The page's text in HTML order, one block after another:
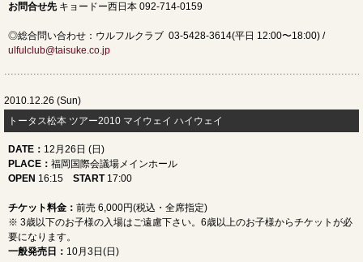
お問合せ先 キョードー西日本 092-714-0159
◎総合問い合わせ：ウルフルクラブ 03-5428-3614(平日 12:00〜18:00) /
ulfulclub@taisuke.co.jp
2010.12.26 (Sun)
トータス松本 ツアー2010 マイウェイ ハイウェイ
DATE ： 12月26日 (日)
PLACE ： 福岡国際会議場メインホール
OPEN 16:15 START17:00
チケット料金： 前売 6,000円(税込・全席指定)
※ 3歳以下のお子様の入場はご遠慮下さい。6歳以上のお子様からチケットが必
要になります。
一般発売日 ： 10月3日(日)